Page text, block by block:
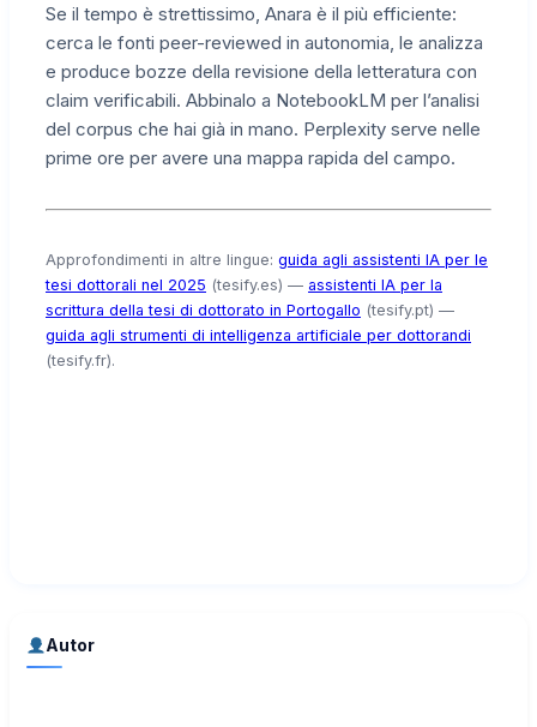
Se il tempo è strettissimo, Anara è il più efficiente:
cerca le fonti peer-reviewed in autonomia, le analizza
e produce bozze della revisione della letteratura con
claim verificabili. Abbinalo a NotebookLM per l’analisi
del corpus che hai già in mano. Perplexity serve nelle
prime ore per avere una mappa rapida del campo.
Approfondimenti in altre lingue: guida agli assistenti IA per le
tesi dottorali nel 2025 (tesify.es) — assistenti IA per la
scrittura della tesi di dottorato in Portogallo (tesify.pt) —
guida agli strumenti di intelligenza artificiale per dottorandi
(tesify.fr).
Autor